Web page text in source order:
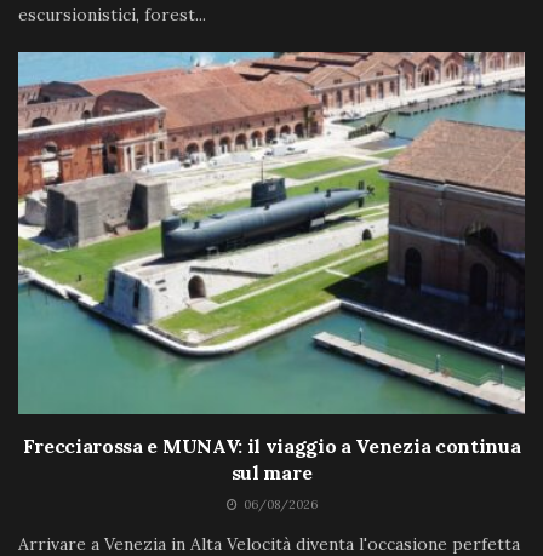
escursionistici, forest...
Frecciarossa e MUNAV: il viaggio a Venezia continua
sul mare
06/08/2026
Arrivare a Venezia in Alta Velocità diventa l'occasione perfetta